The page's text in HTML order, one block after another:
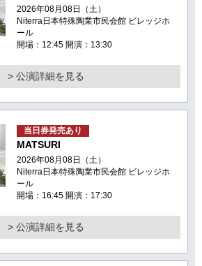
2026年08月08日（土）
Niterra日本特殊陶業市民会館 ビレッジホ
ール
開場：12:45 開演：13:30
> 公演詳細を見る
当日券発売あり
MATSURI
2026年08月08日（土）
Niterra日本特殊陶業市民会館 ビレッジホ
ール
開場：16:45 開演：17:30
> 公演詳細を見る